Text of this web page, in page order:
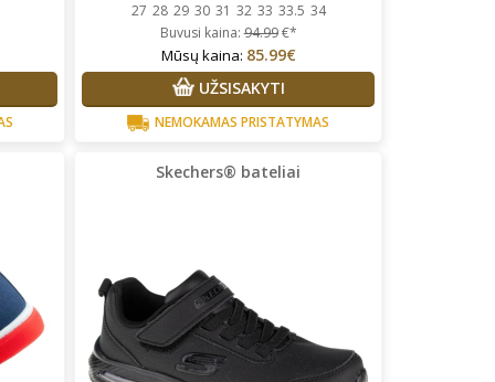
27 28 29 30 31 32 33 33.5 34
Buvusi kaina:94.99€*
Mūsų kaina: 85.99€
UŽSISAKYTI
NEMOKAMAS PRISTATYMAS
Skechers® bateliai